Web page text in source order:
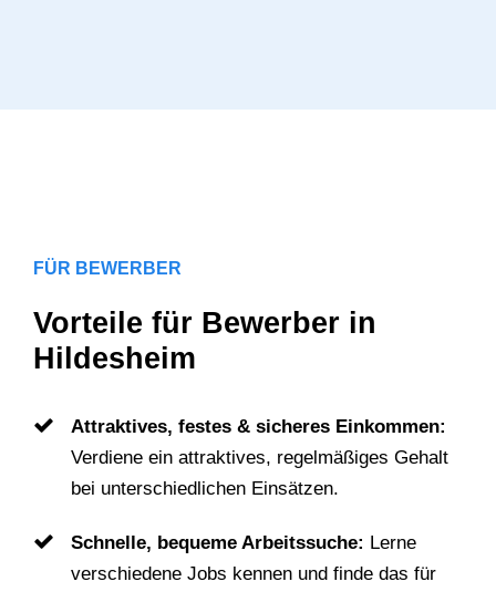
FÜR BEWERBER
Vorteile für Bewerber in
Hildesheim
Attraktives, festes & sicheres Einkommen:
Verdiene ein attraktives, regelmäßiges Gehalt
bei unterschiedlichen Einsätzen.
Schnelle, bequeme Arbeitssuche: Lerne
verschiedene Jobs kennen und finde das für